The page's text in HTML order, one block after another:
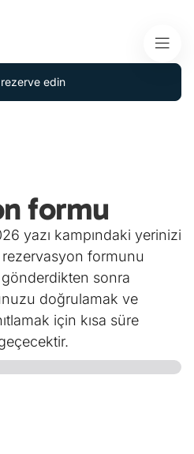
edin
formu
yazı kampındaki yerinizi
formunu
sonra
doğrulamak ve
için kısa süre